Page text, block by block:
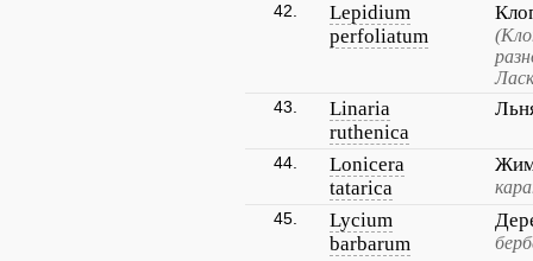
42.
Lepidium
perfoliatum
43.
Linaria
ruthenica
44.
Lonicera
tatarica
45.
Lycium
barbarum